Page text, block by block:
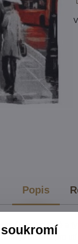
Popis
froté a
je určená pro